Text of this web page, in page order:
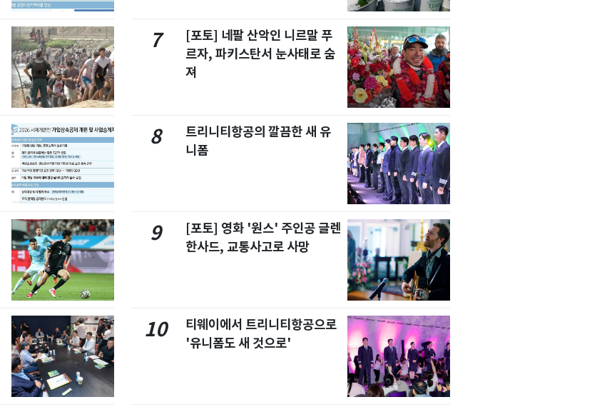
7
[포토] 네팔 산악인 니르말 푸
르자, 파키스탄서 눈사태로 숨
져
8
트리니티항공의 깔끔한 새 유
니폼
9
[포토] 영화 '원스' 주인공 글렌
한사드, 교통사고로 사망
10
티웨이에서 트리니티항공으로
'유니폼도 새 것으로'